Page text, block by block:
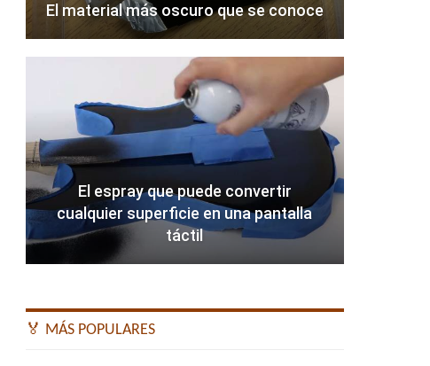
El material más oscuro que se conoce
El espray que puede convertir
cualquier superficie en una pantalla
táctil
🏅 MÁS POPULARES